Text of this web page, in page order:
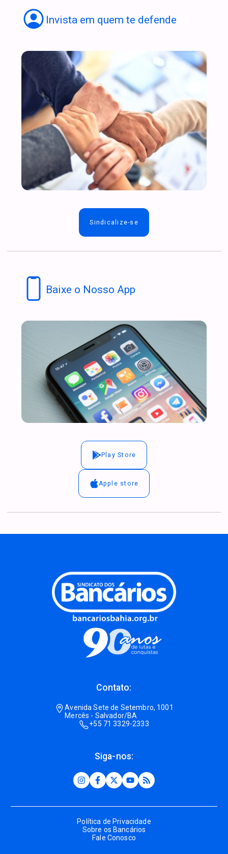
Invista em quem te defende
Sindicalize-se
Baixe o Nosso App
Play Store
Apple store
Contato:
Avenida Sete de Setembro, 1001
Mercês - Salvador/BA
+55 71 3329-2333
Siga-nos:
Política de Privacidade
Sobre os Bancários
Fale Conosco